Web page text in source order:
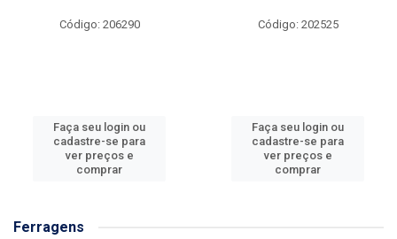
Código: 206290
Faça seu login ou
cadastre-se para
ver preços e
comprar
Código: 202525
Faça seu login ou
cadastre-se para
ver preços e
comprar
Ferragens